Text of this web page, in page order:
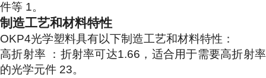
件等 1。
制造工艺和材料特性
OKP4光学塑料具有以下制造工艺和材料特性：
高折射率 ：折射率可达1.66，适合用于需要高折射率
的光学元件 23。